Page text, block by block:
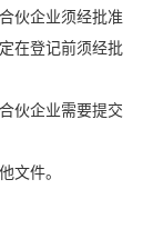
伙企业须经批准
在登记前须经批
伙企业需要提交
文件。